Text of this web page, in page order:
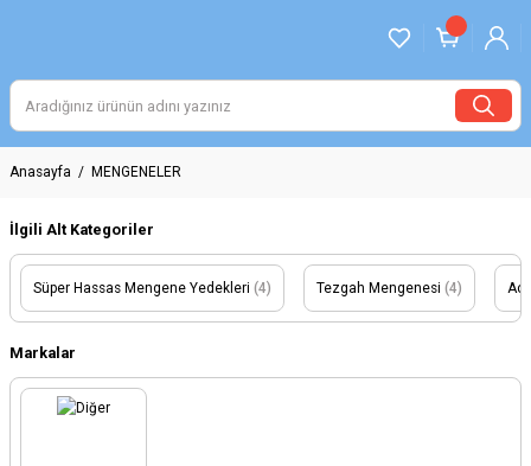
Anasayfa MENGENELER
İlgili Alt Kategoriler
Süper Hassas Mengene Yedekleri (4) Tezgah Mengenesi (4)
Markalar